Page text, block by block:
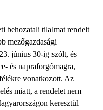
behozatali tilalmat rendelt
mezőgazdasági
június 30-ig szólt, és
és napraforgómagra,
vonatkozott. Az
miatt, a rendelet nem
keresztül